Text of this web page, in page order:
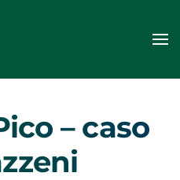
– caso